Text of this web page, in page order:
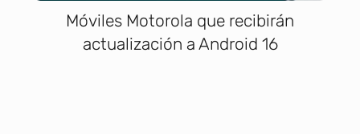
Móviles Motorola que recibirán
actualización a Android 16